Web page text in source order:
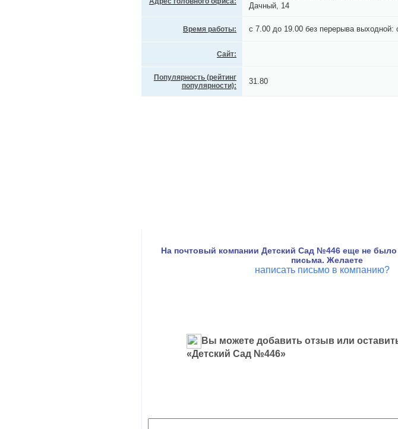
Дачный, 14
Время работы: с 7.00 до 19.00 без перерыва выходной:
Сайт:
Популярность (рейтинг
популярности):
31.80
На почтовый компании Детский Сад №446 еще не было
письма. Желаете
написать письмо в компанию?
Вы можете добавить отзыв или
«Детский Сад №446»